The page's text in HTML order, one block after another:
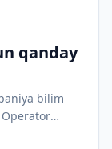
qanday
bilim